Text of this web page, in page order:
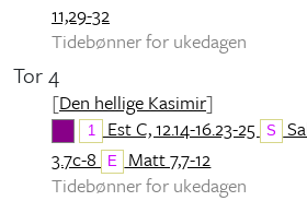
11,29-32
Tidebønner for ukedagen
Tor 4
[Den hellige Kasimir]
1 Est C, 12.14-16.23-25 S
3.7c-8
E
Matt 7,7-12
Tidebønner for ukedagen